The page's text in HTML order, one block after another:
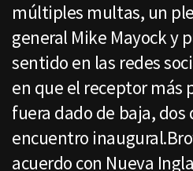
múltiples multas, un
general Mike Mayock y
sentido en las redes
en que el receptor más
fuera dado de baja, dos
encuentro
acuerdo con Nueva